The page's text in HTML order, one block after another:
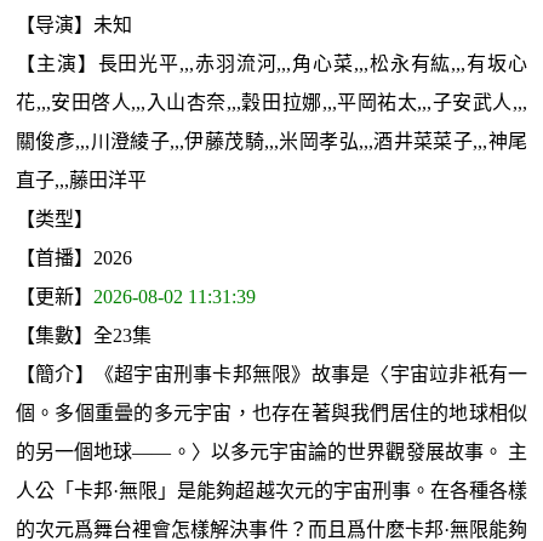
【导演】未知
【主演】長田光平,,,赤羽流河,,,角心菜,,,松永有紘,,,有坂心
花,,,安田啓人,,,入山杏奈,,,穀田拉娜,,,平岡祐太,,,子安武人,,,
關俊彥,,,川澄綾子,,,伊藤茂騎,,,米岡孝弘,,,酒井菜菜子,,,神尾
直子,,,藤田洋平
【类型】
【首播】2026
【更新】 2026-08-02 11:31:39
【集數】全23集
【簡介】《超宇宙刑事卡邦無限》故事是〈宇宙竝非衹有一
個。多個重曡的多元宇宙，也存在著與我們居住的地球相似
的另一個地球――。〉以多元宇宙論的世界觀發展故事。 主
人公「卡邦·無限」是能夠超越次元的宇宙刑事。在各種各樣
的次元爲舞台裡會怎樣解決事件？而且爲什麽卡邦·無限能夠